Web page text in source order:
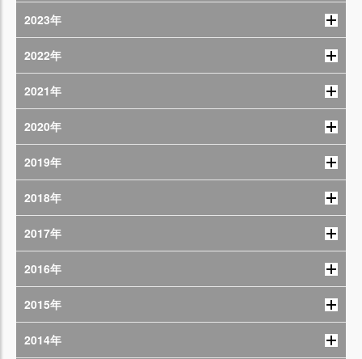
2023年
2022年
2021年
2020年
2019年
2018年
2017年
2016年
2015年
2014年